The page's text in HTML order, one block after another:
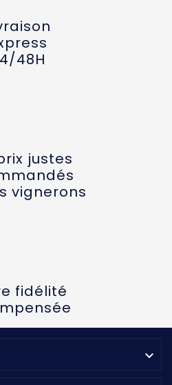
48H
justes
vignerons
fidélité
